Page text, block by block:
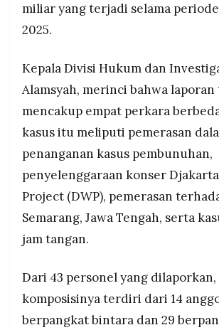
©
2026
PT.
MEDIA
miliar yang terjadi selama
2025.
Kepala Divisi Hukum dan
Alamsyah, merinci bahwa
mencakup empat perkara
kasus itu meliputi pemerasan
penanganan kasus pembunuhan,
penyelenggaraan konser
Project (DWP), pemerasan
Semarang, Jawa Tengah, serta
jam tangan.
Dari 43 personel yang dilaporkan,
komposisinya terdiri dari 14
berpangkat bintara dan 29